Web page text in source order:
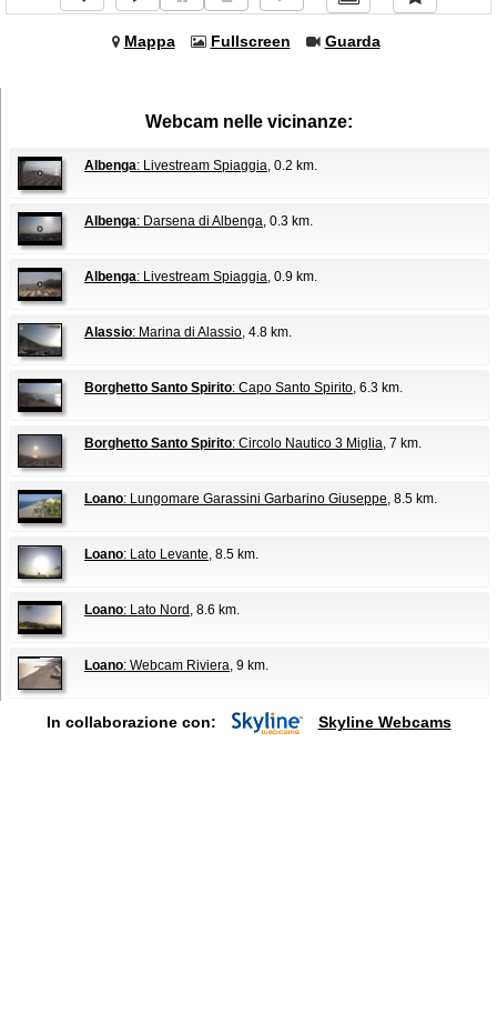
Mappa Fullscreen Guarda
Webcam nelle vicinanze:
Albenga: Livestream Spiaggia , 0.2 km.
Albenga: Darsena di Albenga , 0.3 km.
Albenga: Livestream Spiaggia , 0.9 km.
Alassio: Marina di Alassio , 4.8 km.
Borghetto Santo Spirito: Capo Santo Spirito , 6.3 km.
Borghetto Santo Spirito: Circolo Nautico 3 Miglia , 7 km.
Loano: Lungomare Garassini Garbarino Giuseppe , 8.5 km.
Loano: Lato Levante , 8.5 km.
Loano: Lato Nord , 8.6 km.
Loano: Webcam Riviera , 9 km.
In collaborazione con: Skyline Webcams